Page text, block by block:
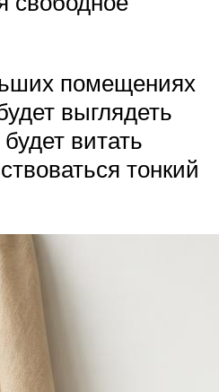
помещениях
выглядеть
витать
тонкий